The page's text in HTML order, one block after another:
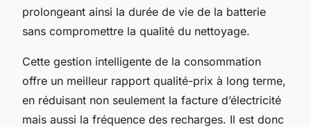
prolongeant ainsi la durée de vie de la batterie
sans compromettre la qualité du nettoyage.
Cette gestion intelligente de la consommation
offre un meilleur rapport qualité-prix à long terme,
en réduisant non seulement la facture d’électricité
mais aussi la fréquence des recharges. Il est donc